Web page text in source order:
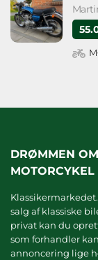
DRØMMEN
MOTORCYKEL
salg af klassiske
privat kan du
som forhandler
annoncering lige